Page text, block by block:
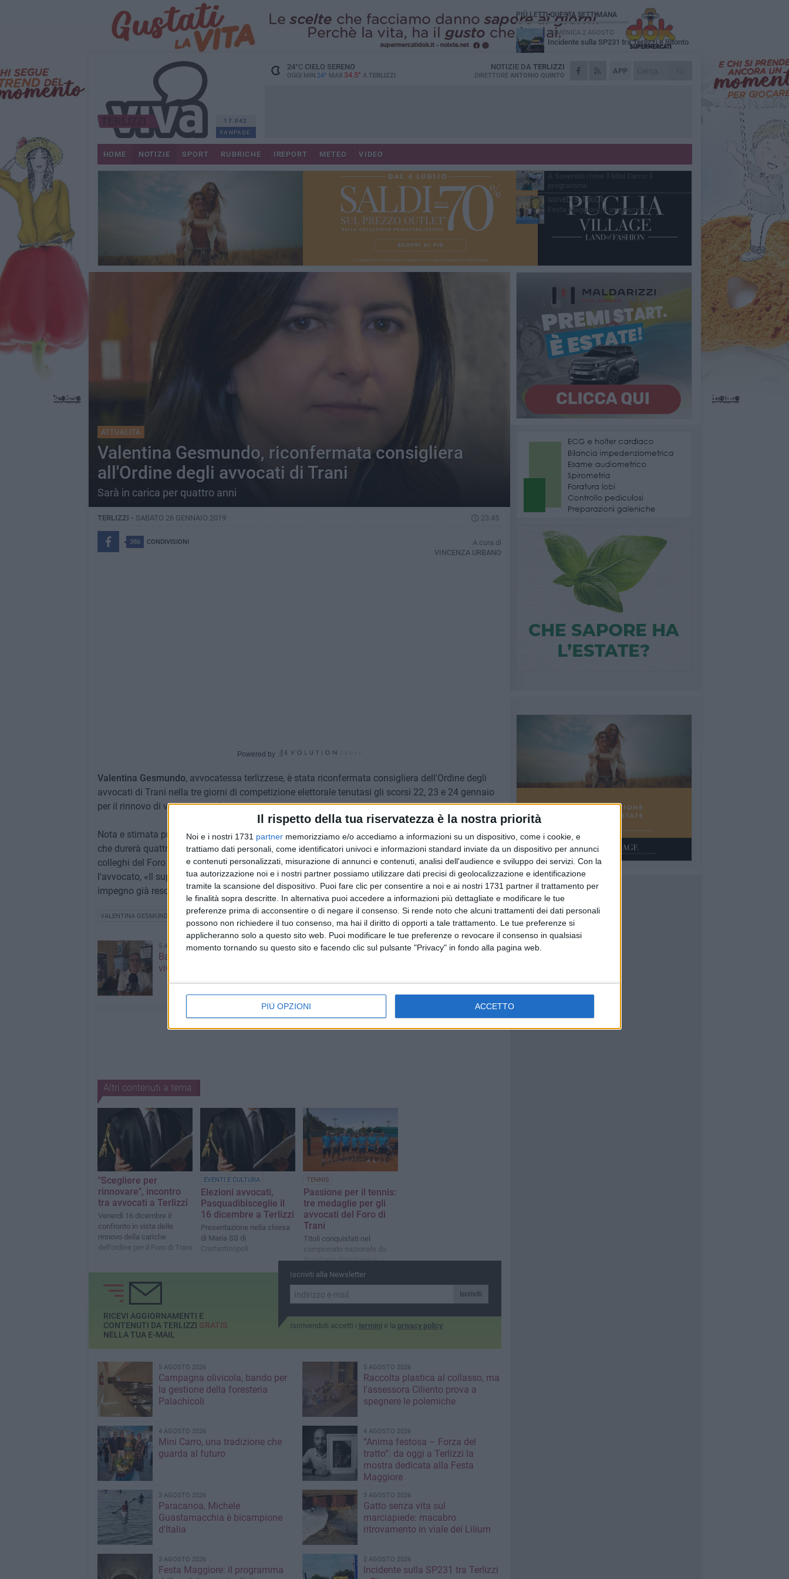
Il rispetto della tua riservatezza è la nostra priorità
Noi e i nostri 1731 partner memorizziamo e/o accediamo a informazioni su un dispositivo, come i cookie, e
trattiamo dati personali, come identificatori univoci e informazioni standard inviate da un dispositivo per annunci
e contenuti personalizzati, misurazione di annunci e contenuti, analisi dell'audience e sviluppo dei servizi. Con la
tua autorizzazione noi e i nostri partner possiamo utilizzare dati precisi di geolocalizzazione e identificazione
tramite la scansione del dispositivo. Puoi fare clic per consentire a noi e ai nostri 1731 partner il trattamento per
le finalità sopra descritte. In alternativa puoi accedere a informazioni più dettagliate e modificare le tue
preferenze prima di acconsentire o di negare il consenso. Si rende noto che alcuni trattamenti dei dati personali
possono non richiedere il tuo consenso, ma hai il diritto di opporti a tale trattamento. Le tue preferenze si
applicheranno solo a questo sito web. Puoi modificare le tue preferenze o revocare il consenso in qualsiasi
momento tornando su questo sito e facendo clic sul pulsante "Privacy" in fondo alla pagina web.
PIÙ OPZIONI ACCETTO
17.042
FANPAGE
24°CCIELO SERENO
OGGI MIN 24° MAX 34.5° A TERLIZZI
APP
NOTIZIE DA TERLIZZI
DIRETTORE ANTONIO QUINTO
HOME NOTIZIE SPORT RUBRICHE IREPORT METEO VIDEO
ATTUALITÀ
Valentina Gesmundo, riconfermata consigliera
all'Ordine degli avvocati di Trani
Sarà in carica per quattro anni
TERLIZZI - SABATO 26 GENNAIO 2019 23.45
386 CONDIVISIONI
A cura di
VINCENZA URBANO
Powered by
Valentina Gesmundo, avvocatessa terlizzese, è stata riconfermata consigliera dell'Ordine degli
avvocati di Trani nella tre giorni di competizione elettorale tenutasi gli scorsi 22, 23 e 24 gennaio
per il rinnovo di ventuno cariche.
Nota e stimata professionista, la consigliera Gesmundo è al suo secondo mandato consecutivo
che durerà quattro anni, dal 2019 al 2022. «Esprimo riconoscenza e gratitudine nei confronti dei
colleghi del Foro di Trani che mi hanno sostenuta nel non facile percorso elettorale», dichiara
l'avvocato, «Il supporto ricevuto consentirà di conferire continuità al prestigioso e intenso
impegno già reso nel precedente quadriennio a totale servizio dell'Avvocatura».
VALENTINA GESMUNDO ORDINE DEGLI AVVOCATI
5 AGOSTO 2026
Barione: «La Festa Maggiore si
vive con il cuore»
5 AGOSTO 2026
Altri contenuti a tema
"Scegliere per
rinnovare", incontro
tra avvocati a Terlizzi
Venerdì 16 dicembre il
confronto in vista delle
rinnovo della cariche
dell'ordine per il Foro di Trani
EVENTI E CULTURA
Elezioni avvocati,
Pasquadibisceglie il
16 dicembre a Terlizzi
Presentazione nella chiesa
di Maria SS di
Costantinopoli
TENNIS
Passione per il tennis:
tre medaglie per gli
avvocati del Foro di
Trani
Titoli conquistati nel
campionato nazionale da
Riserbato, Rutigliano e
Schiraldi
Iscriviti alla Newsletter
Iscriviti
Iscrivendoti accetti i termini e la privacy policy
RICEVI AGGIORNAMENTI E
CONTENUTI DA TERLIZZI GRATIS
NELLA TUA E-MAIL
5 AGOSTO 2026
Campagna olivicola, bando per
la gestione della foresteria
Palachicoli
5 AGOSTO 2026
Raccolta plastica al collasso, ma
l'assessora Ciliento prova a
spegnere le polemiche
4 AGOSTO 2026
Mini Carro, una tradizione che
guarda al futuro
4 AGOSTO 2026
“Anima festosa – Forza del
tratto”: da oggi a Terlizzi la
mostra dedicata alla Festa
Maggiore
3 AGOSTO 2026
Paracanoa, Michele
Guastamacchia è bicampione
d'Italia
3 AGOSTO 2026
Gatto senza vita sul
marciapiede: macabro
ritrovamento in viale dei Lilium
3 AGOSTO 2026
Festa Maggiore: il programma
2 AGOSTO 2026
Incidente sulla SP231 tra Terlizzi
PIÙ LETTI QUESTA SETTIMANA
DOMENICA 2 AGOSTO
Incidente sulla SP231 tra Terlizzi e Bitonto
LUNEDÌ 3 AGOSTO
Gatto senza vita sul marciapiede: macabro
I timonieri incontrano i più piccoli: la
SABATO 1 AGOSTO
GIOVEDÌ 30 LUGLIO
Festa Maggiore: il programma